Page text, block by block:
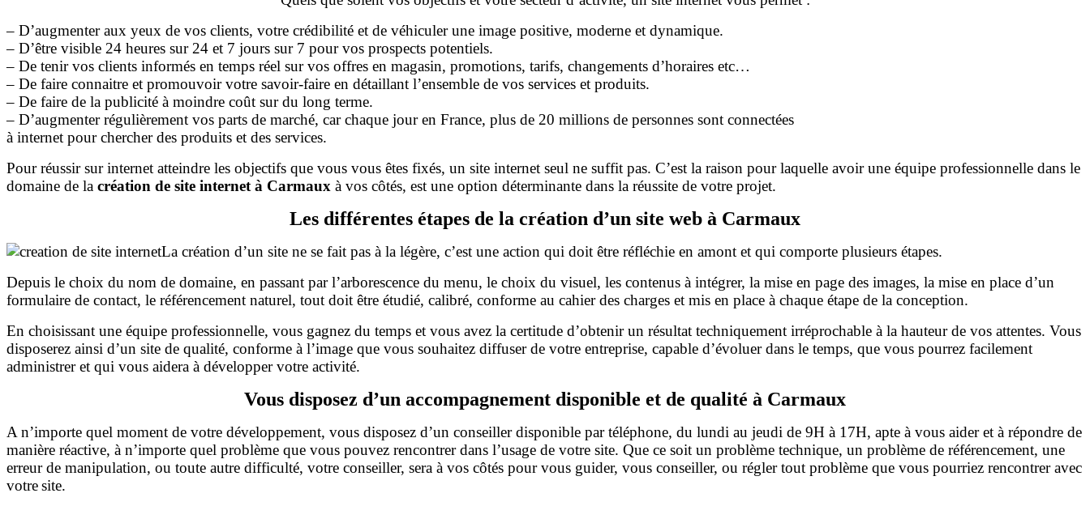
– D’augmenter aux yeux de vos clients, votre crédibilité et de véhiculer une image positive, moderne et dynamique.
– D’être visible 24 heures sur 24 et 7 jours sur 7 pour vos prospects potentiels.
– De tenir vos clients informés en temps réel sur vos offres en magasin, promotions, tarifs, changements d’horaires etc…
– De faire connaitre et promouvoir votre savoir-faire en détaillant l’ensemble de vos services et produits.
– De faire de la publicité à moindre coût sur du long terme.
– D’augmenter régulièrement vos parts de marché, car chaque jour en France, plus de 20 millions de personnes sont connectées
à internet pour chercher des produits et des services.
Pour réussir sur internet atteindre les objectifs que vous vous êtes fixés, un site internet seul ne suffit pas. C’est la raison pour laquelle avoir une équipe professionnelle dans le
domaine de la création de site internet à Carmaux à vos côtés, est une option déterminante dans la réussite de votre projet.
Les différentes étapes de la création d’un site web à Carmaux
La création d’un site ne se fait pas à la légère, c’est une action qui doit être réfléchie en amont et qui comporte plusieurs étapes.
Depuis le choix du nom de domaine, en passant par l’arborescence du menu, le choix du visuel, les contenus à intégrer, la mise en page des images, la mise en place d’un
formulaire de contact, le référencement naturel, tout doit être étudié, calibré, conforme au cahier des charges et mis en place à chaque étape de la conception.
En choisissant une équipe professionnelle, vous gagnez du temps et vous avez la certitude d’obtenir un résultat techniquement irréprochable à la hauteur de vos attentes. Vous
disposerez ainsi d’un site de qualité, conforme à l’image que vous souhaitez diffuser de votre entreprise, capable d’évoluer dans le temps, que vous pourrez facilement
administrer et qui vous aidera à développer votre activité.
Vous disposez d’un accompagnement disponible et de qualité à Carmaux
A n’importe quel moment de votre développement, vous disposez d’un conseiller disponible par téléphone, du lundi au jeudi de 9H à 17H, apte à vous aider et à répondre de
manière réactive, à n’importe quel problème que vous pouvez rencontrer dans l’usage de votre site. Que ce soit un problème technique, un problème de référencement, une
erreur de manipulation, ou toute autre difficulté, votre conseiller, sera à vos côtés pour vous guider, vous conseiller, ou régler tout problème que vous pourriez rencontrer avec
votresite.